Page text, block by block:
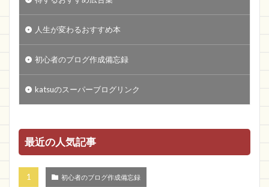
人生が変わるおすすめ本
初心者のブログ作成備忘録
katsuのスーパーブログリンク
最近の人気記事
初心者のブログ作成備忘録